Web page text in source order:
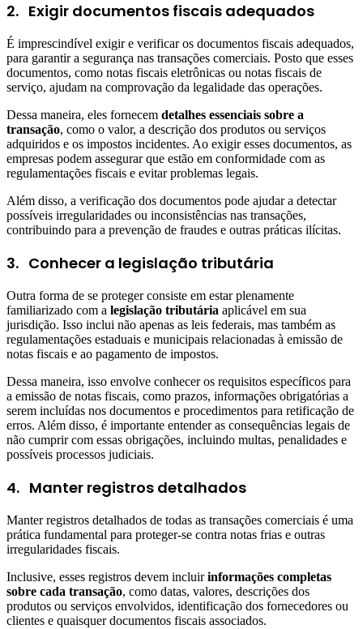
2. Exigir documentos fiscais adequados
É imprescindível exigir e verificar os documentos fiscais adequados,
para garantir a segurança nas transações comerciais. Posto que esses
documentos, como notas fiscais eletrônicas ou notas fiscais de
serviço, ajudam na comprovação da legalidade das operações.
Dessa maneira, eles fornecem detalhes essenciais sobre a
transação, como o valor, a descrição dos produtos ou serviços
adquiridos e os impostos incidentes. Ao exigir esses documentos, as
empresas podem assegurar que estão em conformidade com as
regulamentações fiscais e evitar problemas legais.
Além disso, a verificação dos documentos pode ajudar a detectar
possíveis irregularidades ou inconsistências nas transações,
contribuindo para a prevenção de fraudes e outras práticas ilícitas.
3. Conhecer a legislação tributária
Outra forma de se proteger consiste em estar plenamente
familiarizado com a legislação tributária aplicável em sua
jurisdição. Isso inclui não apenas as leis federais, mas também as
regulamentações estaduais e municipais relacionadas à emissão de
notas fiscais e ao pagamento de impostos.
Dessa maneira, isso envolve conhecer os requisitos específicos para
a emissão de notas fiscais, como prazos, informações obrigatórias a
serem incluídas nos documentos e procedimentos para retificação de
erros. Além disso, é importante entender as consequências legais de
não cumprir com essas obrigações, incluindo multas, penalidades e
possíveis processos judiciais.
4. Manter registros detalhados
Manter registros detalhados de todas as transações comerciais é uma
prática fundamental para proteger-se contra notas frias e outras
irregularidades fiscais.
Inclusive, esses registros devem incluirinformações completas
sobre cada transação, como datas, valores, descrições dos
produtos ou serviços envolvidos, identificação dos fornecedores ou
clientes e quaisquer documentos fiscais associados.